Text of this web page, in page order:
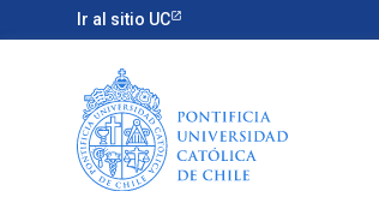
Ir al sitio UC